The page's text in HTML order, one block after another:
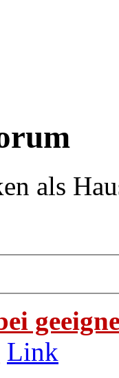
als
Link